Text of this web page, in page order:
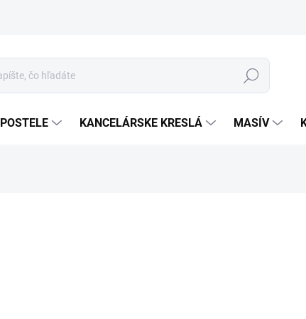
Hľadať
POSTELE KANCELÁRSKE KRESLÁ MASÍV